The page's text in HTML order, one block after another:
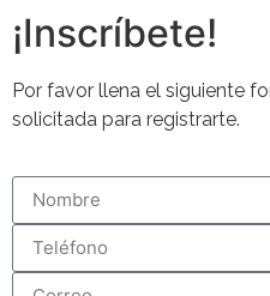
¡Inscríbete!
Por favor llena el siguiente
solicitada para registrarte.